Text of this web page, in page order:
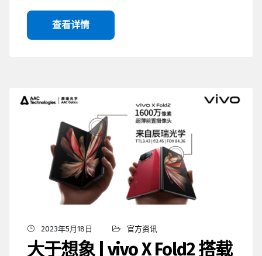
查看详情
2023年5月18日 官方资讯
大于想象 | vivo X Fold2 搭载